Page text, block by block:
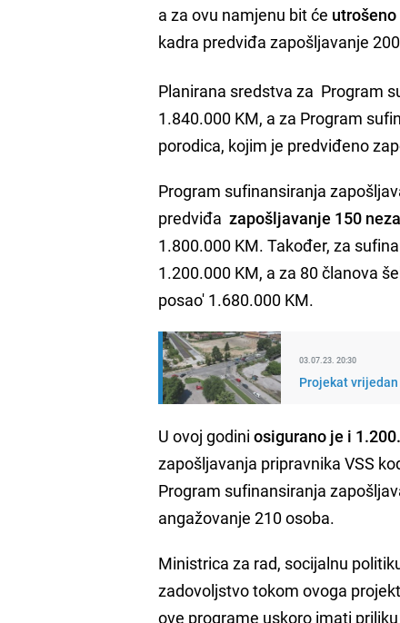
a za ovu namjenu bit će
kadra predviđa zapošljavanje
Planirana sredstva za Program
1.840.000 KM, a za Program
porodica, kojim je predviđeno
Program sufinansiranja
predviđazapošljavanje 150
1.800.000 KM. Također, za
1.200.000 KM, a za 80 članova
posao' 1.680.000 KM.
03.07.23. 20:30
Projekat
U ovoj godiniosigurano je i
zapošljavanja pripravnika VSS
Program sufinansiranja
angažovanje 210 osoba.
Ministrica za rad, socijalnu
zadovoljstvo tokom ovoga
ove programe uskoro imati